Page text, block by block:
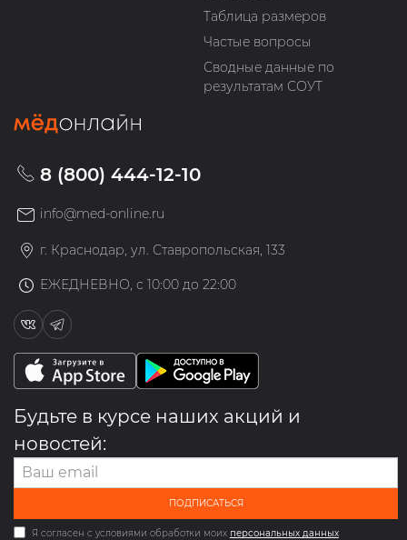
Таблица размеров
Частые вопросы
Сводные данные по
результатам СОУТ
8 (800) 444-12-10
info@med-online.ru
г. Краснодар, ул. Ставропольская, 133
ЕЖЕДНЕВНО, с 10:00 до 22:00
Будьте в курсе наших акций и
новостей:
ПОДПИСАТЬСЯ
Я согласен с условиями обработки моих персональных данных